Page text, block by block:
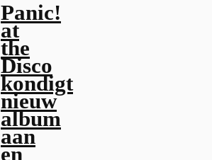
Panic!
at
the
Disco
kondigt
nieuw
album
aan
en